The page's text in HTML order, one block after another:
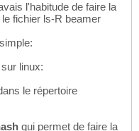
l'habitude de faire la
fichier ls-R beamer
linux:
le répertoire
qui permet de faire la